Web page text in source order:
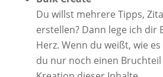
Du willst mehrere Tipps,
erstellen? Dann lege ich dir
Herz. Wenn du weißt, wie
du nur noch einen